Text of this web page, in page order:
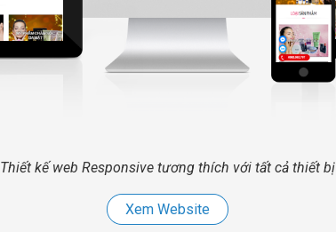
Thiết kế web Responsive tương thích với tất cả thiết bị
Xem Website